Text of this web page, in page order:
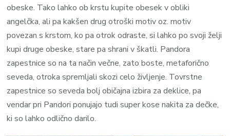
obeske. Tako lahko ob krstu kupite obesek v obliki
angelčka, ali pa kakšen drug otroški motiv oz. motiv
povezan s krstom, ko pa otrok odraste, si lahko po svoji želji
kupi druge obeske, stare pa shrani v škatli. Pandora
zapestnice so na ta način večne, zato boste, metaforično
seveda, otroka spremljali skozi celo življenje. Tovrstne
zapestnice so seveda bolj običajna izbira za deklice, pa
vendar pri Pandori ponujajo tudi super kose nakita za dečke,
ki so lahko odlično darilo.